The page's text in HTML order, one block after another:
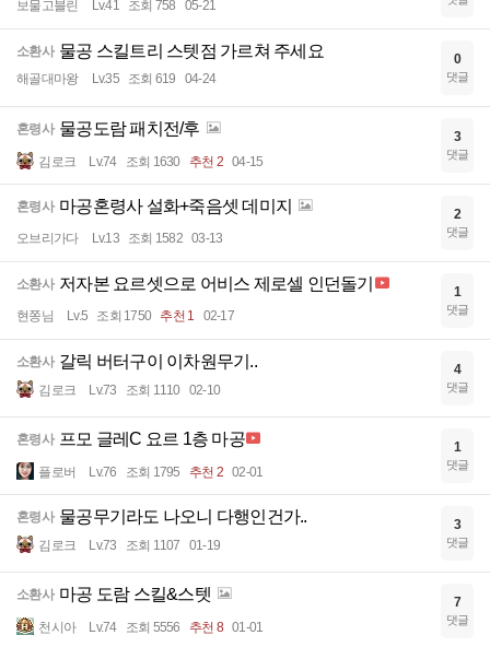
보물고블린 Lv.41 조회 758 05-21
소환사 물공 스킬트리 스텟점 가르쳐 주세요
해골대마왕 Lv.35 조회 619 04-24
0
댓글
혼령사 물공도람 패치전/후
김로크 Lv.74 조회 1630 추천 2 04-15
3
댓글
혼령사 마공혼령사 설화+죽음셋 데미지
오브리가다 Lv.13 조회 1582 03-13
2
댓글
소환사 저자본 요르셋으로 어비스 제로셀 인던돌기
현쫑님 Lv.5 조회 1750 추천 1 02-17
1
댓글
소환사 갈릭 버터구이 이차원무기..
김로크 Lv.73 조회 1110 02-10
4
댓글
혼령사 프모 글레C 요르 1층 마공
플로버 Lv.76 조회 1795 추천 2 02-01
1
댓글
혼령사 물공무기라도 나오니 다행인건가..
김로크 Lv.73 조회 1107 01-19
3
댓글
소환사 마공 도람 스킬&스텟
천시아 Lv.74 조회 5556 추천 8 01-01
7
댓글